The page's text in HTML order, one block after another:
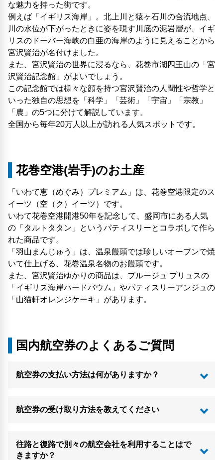
な魅力を持った街です。
例えば「イギリス海岸」。北上川と猿ヶ石川の合流地点、
川の水位が下がったときに姿を現す川底の泥岩層が、イギ
リスのドーバー海峡の白亜の海岸のように見えることから
宮沢賢治が名付けました。
また、宮沢賢治の世界に浸るなら、花巻市湖四王山の「宮
沢賢治記念館」がよいでしょう。
この記念館では様々な顔を持つ宮沢賢治の人間性や哲学と
いった独自の思想を「科学」「芸術」「宇宙」「宗教」
「農」の5つに分けて解説しています。
全国から毎年20万人以上が訪れる人気スポットです。
花巻空港(岩手)のお土産
「いわて恵（めぐみ）プレミアム」は、花巻空港限定のス
イーツ（空（ク）イーツ）です。
いわて花巻空港開港50年を記念して、盛岡市にある人気
の「タルトタタン」というパティスリーとコラボして作ら
れた商品です。
「羽山まんじゅう」は、温泉饅頭では珍しいオーブンで焼
いて仕上げる、花巻温泉名物のお饅頭です。
また、宮沢賢治ゆかりの商品は、ブルージュ プリュスの
「イギリス海岸ハードバウム」やパティスリーアンジュの
「山猫軒オレンジケーキ」があります。
国内航空券のよくあるご質問
航空券の支払い方法は何がありますか？
航空券の受け取り方法を教えてください
往路と復路で別々の航空会社を利用することはで
きますか？